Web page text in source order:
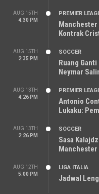
AUG 15TH
4:30 PM
PREMIER
Manchester
Kontrak
AUG 15TH
2:35 PM
SOCCER
Ruang
Neymar
AUG 13TH
4:26 PM
PREMIER
Antonio
Lukaku:
AUG 13TH
2:26 PM
SOCCER
Sasa
Manchester
AUG 12TH
5:00 PM
LIGA ITALIA
Jadwal